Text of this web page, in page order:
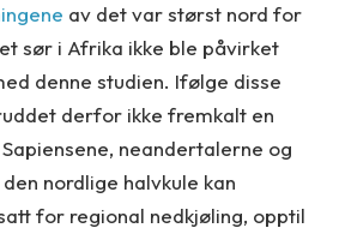
av det var størst nord for
sør i Afrika ikke ble påvirket
denne studien. Ifølge disse
derfor ikke fremkalt en
neandertalerne og
nordlige halvkule kan
for regional nedkjøling, opptil